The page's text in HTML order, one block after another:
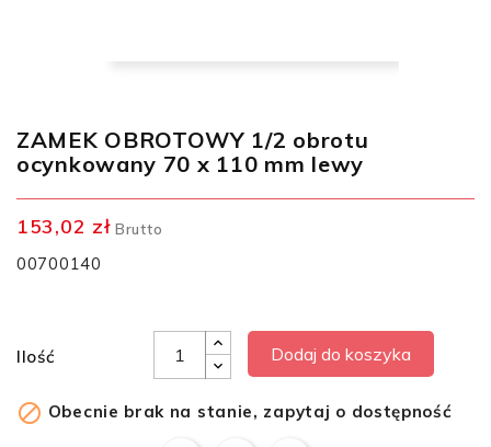
ZAMEK OBROTOWY 1/2 obrotu
ocynkowany 70 x 110 mm lewy
153,02 zł Brutto
00700140
Ilość Dodaj do koszyka
 Obecnie brak na stanie, zapytaj o dostępność